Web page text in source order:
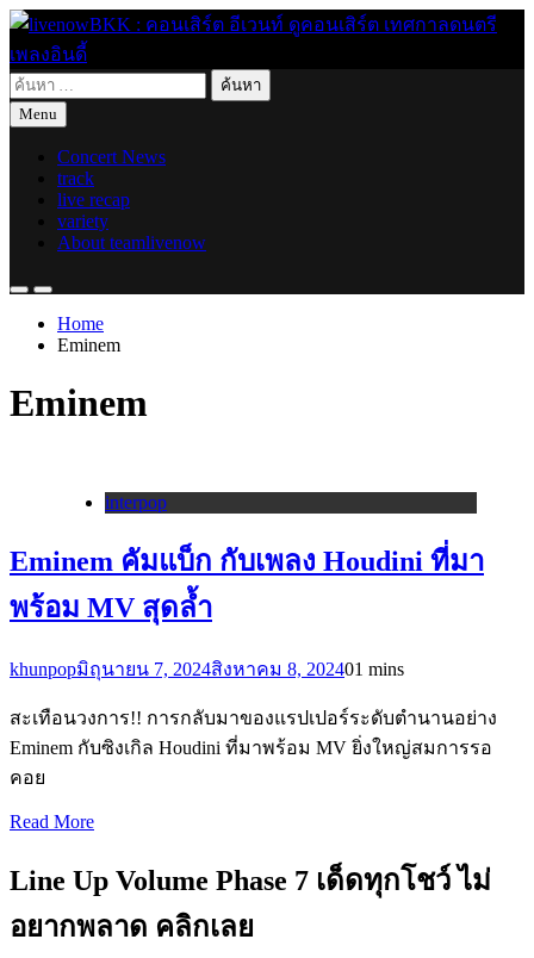
Skip
content
livenowBKK : คอนเสิร์ต อีเวนท์ ดูคอนเสิร์ต เทศกาลดนตรี เพลง
อินดี้
live for today
ค้นหา
สำหรับ:
Menu
Concert News
track
live recap
variety
About teamlivenow
Home
Eminem
Eminem
interpop
Eminem คัมแบ็ก กับเพลง Houdini ที่มา
พร้อม MV สุดล้ำ
khunpopมิถุนายน 7, 2024สิงหาคม 8, 202401 mins
สะเทือนวงการ!! การกลับมาของแรปเปอร์ระดับตำนานอย่าง
Eminem กับซิงเกิล Houdini ที่มาพร้อม MV ยิ่งใหญ่สมการรอ
คอย
Read More
Line Up Volume Phase 7 เด็ดทุกโชว์ ไม่
อยากพลาด คลิกเลย